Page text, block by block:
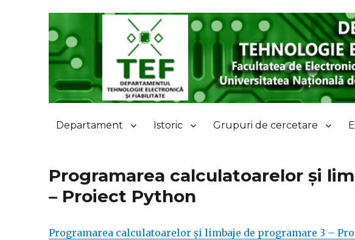
Departamentul Tehnologie
Departament Istoric Grupuri de cercetare
Programarea calculatoarelor și
– Proiect Python
Programarea calculatoarelor și limbaje de programare 3 –